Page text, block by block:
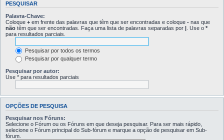
PESQUISAR
Palavra-Chave:
Coloque + em frente das palavras que têm que ser encontradas e coloque - nas que
não têm que ser encontradas. Faça uma lista de palavras separadas por | . Use o *
para resultados parciais.
Pesquisar por todos os termos
Pesquisar por qualquer termo
Pesquisar por autor:
Use * para resultados parciais
OPÇÕES DE PESQUISA
Pesquisar nos Fóruns:
Selecione o Fórum ou os Fóruns em que deseja pesquisar. Para ser mais rápido,
selecione o Fórum principal do Sub-fórum e marque a opção de pesquisar em Sub-
fórum.